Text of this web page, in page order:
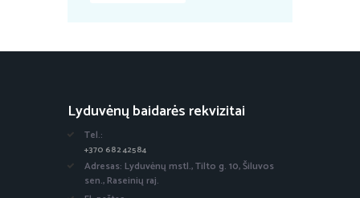
Lyduvėnų baidarės rekvizitai
Tel.:
+370 682 42584
Adresas: Lyduvėnų mstl., Tilto g. 10, Šiluvos
sen., Raseinių raj.